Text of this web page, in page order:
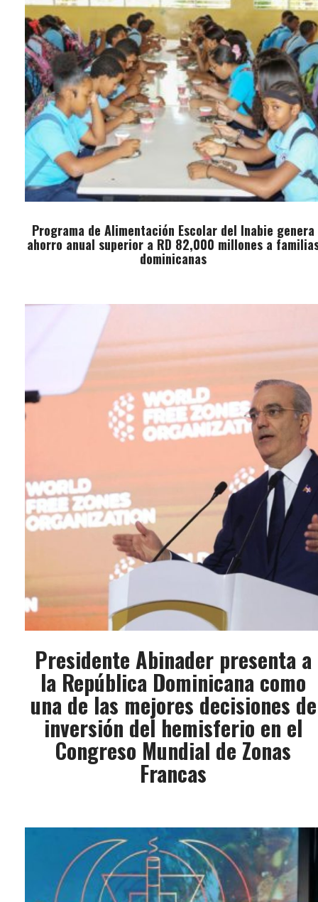
Programa de Alimentación Escolar del Inabie genera
ahorro anual superior a RD 82,000 millones a
dominicanas
Presidente Abinader presenta a
la República Dominicana como
una de las mejores decisiones de
inversión del hemisferio en el
Congreso Mundial de Zonas
Francas